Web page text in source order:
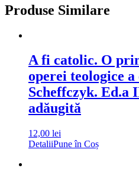
Produse Similare
A fi catolic. O
operei teologice
Scheffczyk. Ed.a
adăugită
12,00 lei
DetaliiPune în Coș